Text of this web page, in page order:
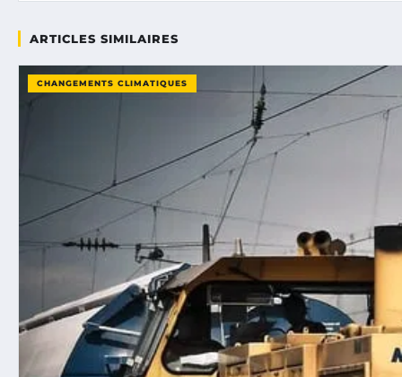
ARTICLES SIMILAIRES
CHANGEMENTS CLIMATIQUES